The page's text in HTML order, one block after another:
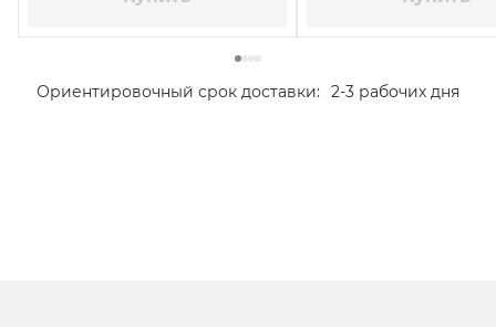
Ориентировочный срок доставки: 2-3 рабочих дня